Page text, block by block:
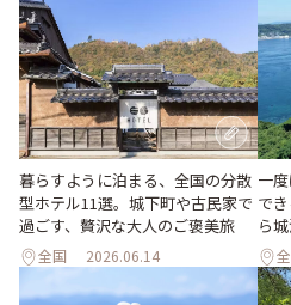
暮らすように泊まる、全国の分散
型ホテル11選。城下町や古民家で
過ごす、贅沢な大人のご褒美旅
全国 2026.06.14
一
で
ら